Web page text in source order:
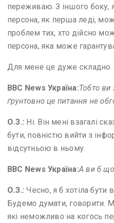
переживаю. З іншого боку,
персона, як перша леді,
проблем тих, хто дійсно
персона, яка може
Для мене це дуже складно.
BBC NewsУкраїна:Тобто
ґрунтовно це питання не
О.З.: Ні. Він мені взагалі
бути, повністю вийти з
відсутньою в ньому.
BBC NewsУкраїна:А ви б що
О.З.: Чесно, я б хотіла бути
Будемо думати, говорити.
які неможливо на когось